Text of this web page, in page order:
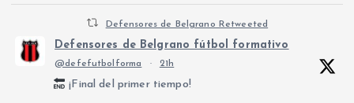
Defensores de Belgrano Retweeted
Defensores de Belgrano fútbol formativo
@defefutbolforma · 21h
¡Final del primer tiempo!